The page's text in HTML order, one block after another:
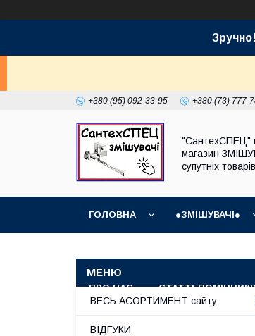
+380 (95) 092-33-95 +380 (73) 777-
"СантехСПЕЦ"
магазин
супутніх товарів
ГОЛОВНА ●ЗМІШУВАЧІ●
ПРО НАС СТАТТІ-
ВЕСЬ АСОРТИМЕНТ сайту
ВІДГУКИ